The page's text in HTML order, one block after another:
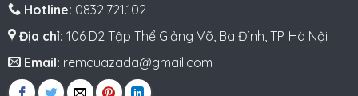
Hotline: 0832.721.102
Địa chỉ: 106 D2 Tập Thể Giảng Võ, Ba Đình, TP. Hà Nội
Email: remcuazada@gmail.com